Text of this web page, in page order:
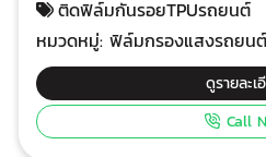
หิน และสภาพอากาศที่อาจทำลายสีรถได้ ร้านติ
รอยรถยนต์ รังสิต ร้านติดฟิล์มกันรอยรถยนต์ใกล้ฉัน ติด
ฟิล์มใสกันรอยจุดเสี่ยงครบทั้งคั
ก่อนติด และติดฟิล์มในห้องแอร์
ให้ชม รับประกัน 5 ปี ยกเว้นรถสีขาว 3 ปี ทำไ
ติดฟิล์มกันรอยTPUรถยนต์
หมวดหมู่:ฟิล์มกรองแสงรถยนต์
ดูรายละเ
Call